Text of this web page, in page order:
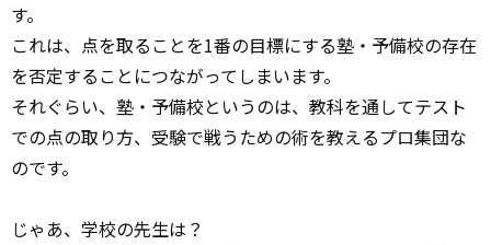
す。
これは、点を取ることを1番の目標にする塾・予備校の存在
を否定することにつながってしまいます。
それぐらい、塾・予備校というのは、教科を通してテスト
での点の取り方、受験で戦うための術を教えるプロ集団な
のです。
じゃあ、学校の先生は？